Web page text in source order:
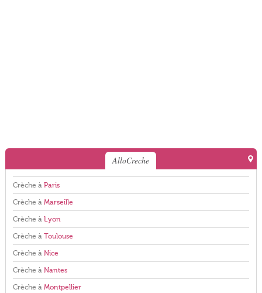
AlloCreche
Crèche à Paris
Crèche à Marseille
Crèche à Lyon
Crèche à Toulouse
Crèche à Nice
Crèche à Nantes
Crèche à Montpellier